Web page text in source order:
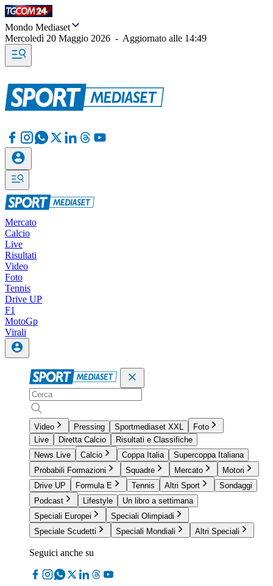
Mondo Mediaset
Mercoledì 20 Maggio 2026 - Aggiornato alle 14:49
Mercato
Calcio
Live
Risultati
Video
Foto
Tennis
Drive UP
F1
MotoGp
Virali
Video Pressing Sportmediaset XXL
Foto
Live
Diretta Calcio
Risultati e Classifiche
News Live
Calcio Coppa Italia
Supercoppa Italiana
Probabili Formazioni
Squadre Mercato
Motori
Drive UP
Formula E Tennis Altri Sport
Sondaggi
Podcast
Lifestyle
Un libro a settimana
Speciali Europei
Speciali Olimpiadi
Speciale Scudetti
Speciali Mondiali Altri Speciali
Seguici anche su